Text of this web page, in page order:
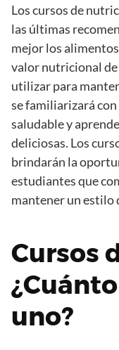
Los cursos de
las últimas
mejor los
valor nutricional de
utilizar para
se familiarizará
saludable y
deliciosas. Los
brindarán la
estudiantes que
mantener un estilo
Cursos
uno?